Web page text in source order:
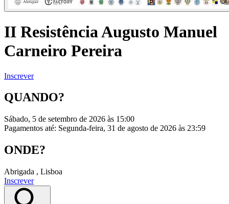
II Resistência Augusto Manuel
Carneiro Pereira
Inscrever
QUANDO?
Sábado, 5 de setembro de 2026 às 15:00
Pagamentos até: Segunda-feira, 31 de agosto de 2026 às 23:59
ONDE?
Abrigada , Lisboa
Inscrever